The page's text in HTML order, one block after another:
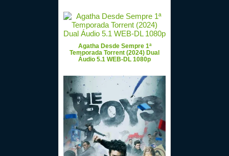
Agatha Desde Sempre 1ª
Temporada Torrent (2024) Dual
Áudio 5.1 WEB-DL 1080p